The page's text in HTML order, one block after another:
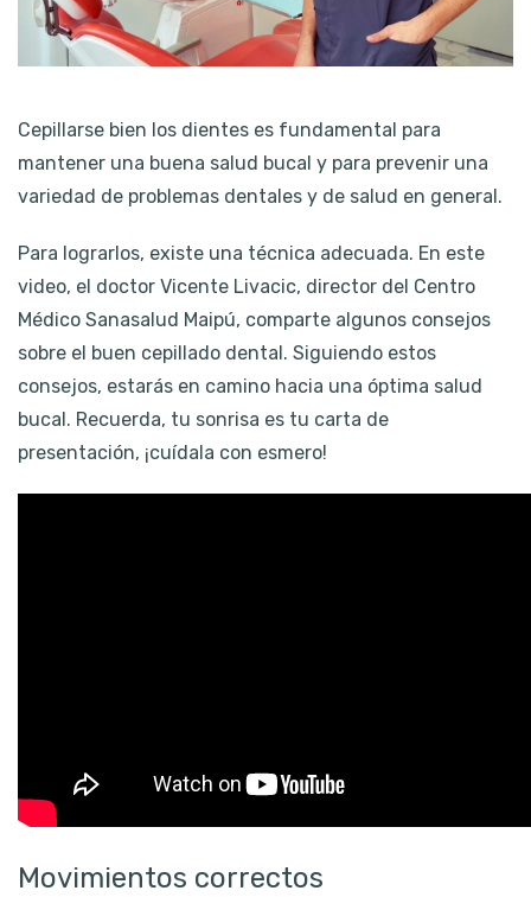
Cepillarse bien los dientes es fundamental para
mantener una buena salud bucal y para prevenir una
variedad de problemas dentales y de salud en general.
Para lograrlos, existe una técnica adecuada. En este
video, el doctor Vicente Livacic, director del Centro
Médico Sanasalud Maipú, comparte algunos consejos
sobre el buen cepillado dental. Siguiendo estos
consejos, estarás en camino hacia una óptima salud
bucal. Recuerda, tu sonrisa es tu carta de
presentación, ¡cuídala con esmero!
Movimientos correctos